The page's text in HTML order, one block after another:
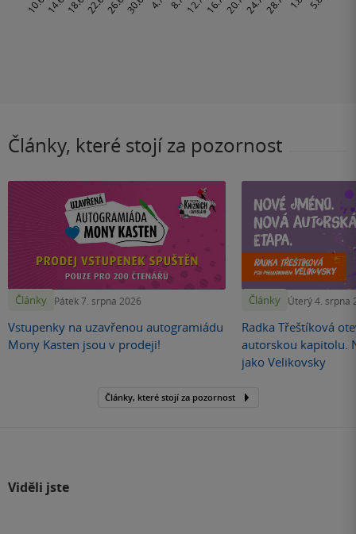
Články, které stojí za pozornost
Články Pátek 7. srpna 2026
Vstupenky na uzavřenou autogramiádu
Mony Kasten jsou v prodeji!
Články Úterý 4. srpna
Radka Třeštíková
autorskou kapitolu.
jako Velikovsky
Články, které stojí za pozornost
Viděli jste